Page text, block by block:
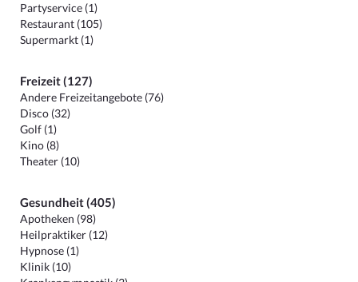
Partyservice (1)
Restaurant (105)
Supermarkt (1)
Freizeit (127)
Andere Freizeitangebote (76)
Disco (32)
Golf (1)
Kino (8)
Theater (10)
Gesundheit (405)
Apotheken (98)
Heilpraktiker (12)
Hypnose (1)
Klinik (10)